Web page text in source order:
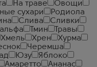
На траве
Овощи
сухари
Родиола
Слива
Сливки
Тмин
Травы
Хмель Хрен
Хурма
Черемша
Юзу
Яблоко
Амаретто
Ананас